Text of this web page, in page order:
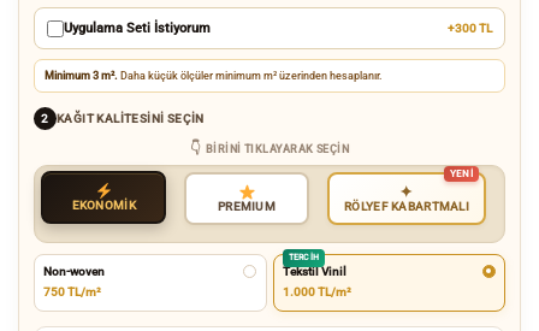
Uygulama Seti İstiyorum +300 TL
Minimum 3 m². Daha küçük ölçüler minimum m² üzerinden hesaplanır.
2 KAĞIT KALITESINI SEÇIN
BIRINI TIKLAYARAK SEÇIN
EKONOMİK PREMIUM
✦
RÖLYEF KABARTMALI
Non-woven
750 TL/m²
TERCIH
Tekstil Vinil
1.000 TL/m²